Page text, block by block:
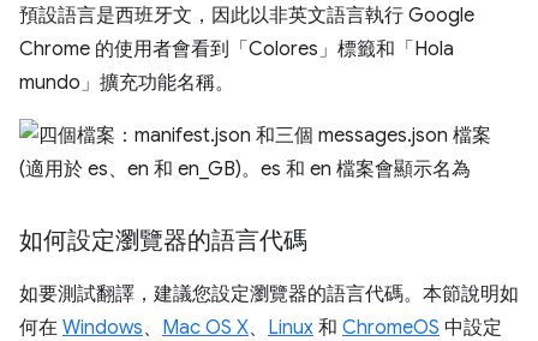
預設語言是西班牙文，因此以非英文語言執行 Google
Chrome 的使用者會看到「Colores」標籤和「Hola
mundo」擴充功能名稱。
如何設定瀏覽器的語言代碼
如要測試翻譯，建議您設定瀏覽器的語言代碼。本節說明如
何在 Windows、 Mac OS X、 Linux 和 ChromeOS 中設定